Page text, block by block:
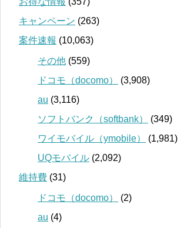
キャンペーン (263)
案件速報 (10,063)
その他 (559)
ドコモ（docomo）
(3,908)
au (3,116)
ソフトバンク（softbank）
(349)
ワイモバイル（ymobile）
(1,981)
UQモバイル (2,092)
維持費 (31)
ドコモ（docomo）
(2)
au (4)